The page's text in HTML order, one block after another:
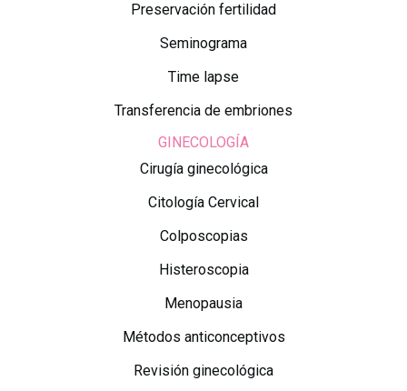
Preservación fertilidad
Seminograma
Time lapse
Transferencia de embriones
GINECOLOGÍA
Cirugía ginecológica
Citología Cervical
Colposcopias
Histeroscopia
Menopausia
Métodos anticonceptivos
Revisión ginecológica